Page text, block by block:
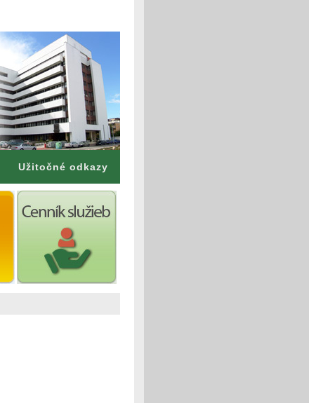
Užitočné odkazy